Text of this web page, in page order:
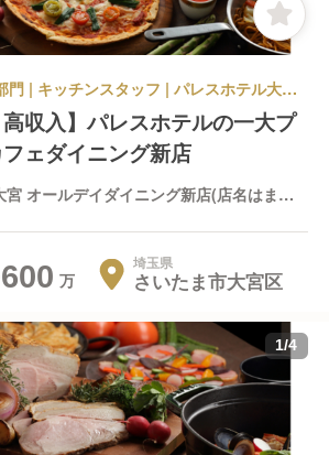
シティホテル | 調理部門 | キッチンスタッフ | パレスホテル大宮 オールデイダイニング新店(店名はまだ未定です)
高収入】パレスホテルの一大プ
ェダイニング新店
宮 オールデイダイニング新店(店名はまだ
埼玉県
さいたま市大宮区
1/4